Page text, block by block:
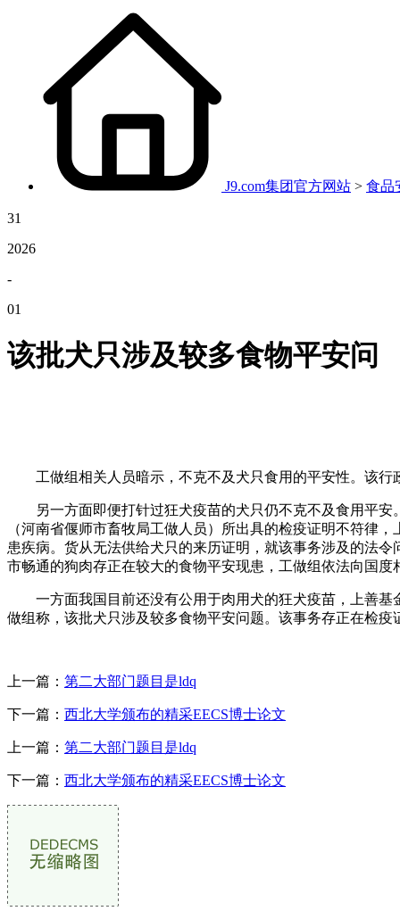
J9.com集团官方网站 > 食品
31
2026
-
01
该批犬只涉及较多食物平安问
工做组相关人员暗示，不克不及犬只食用的平安性。该行
另一方面即便打针过狂犬疫苗的犬只仍不克不及食用平安
（河南省偃师市畜牧局工做人员）所出具的检疫证明不符律
患疾病。货从无法供给犬只的来历证明，就该事务涉及的法
市畅通的狗肉存正在较大的食物平安现患，工做组依法向国
一方面我国目前还没有公用于肉用犬的狂犬疫苗，上善基
做组称，该批犬只涉及较多食物平安问题。该事务存正在检
上一篇： 第二大部门题目是ldq
下一篇： 西北大学颁布的精采EECS博士论文
上一篇： 第二大部门题目是ldq
下一篇： 西北大学颁布的精采EECS博士论文